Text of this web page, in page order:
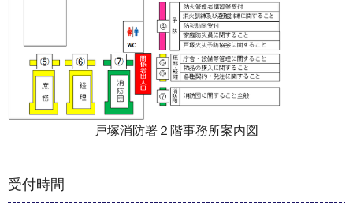
戸塚消防署２階事務所案内図
受付時間